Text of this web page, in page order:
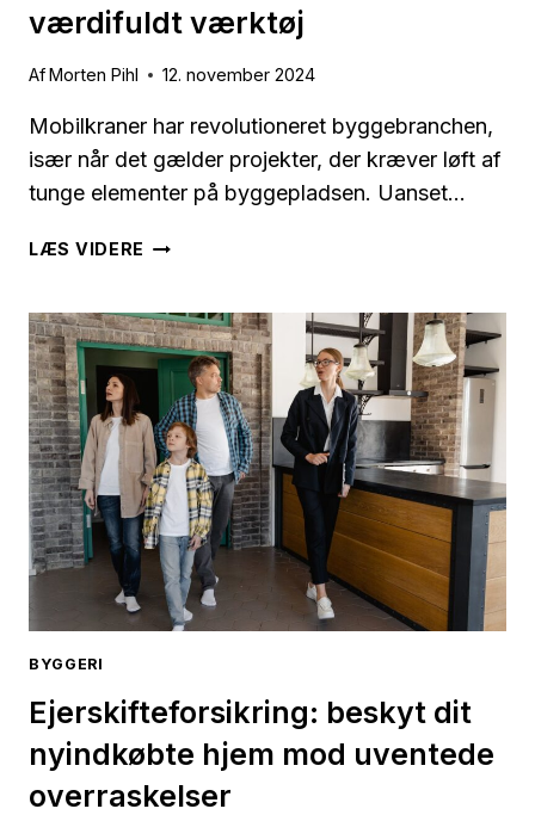
værdifuldt værktøj
AfMorten Pihl 12. november 2024
Mobilkraner har revolutioneret byggebranchen,
især når det gælder projekter, der kræver løft af
tunge elementer på byggepladsen. Uanset…
LÆS VIDERE MOBILKRANER
–
ET
VÆRDIFULDT
VÆRKTØJ
BYGGERI
Ejerskifteforsikring: beskyt dit
nyindkøbte hjem mod uventede
overraskelser